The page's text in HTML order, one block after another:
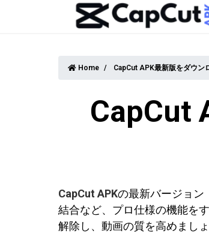
Home CapCut APK最新版をダウ
CapCut
CapCut APKの最新バージョン
結合など、プロ仕様の機能を
解除し、動画の質を高めましょ